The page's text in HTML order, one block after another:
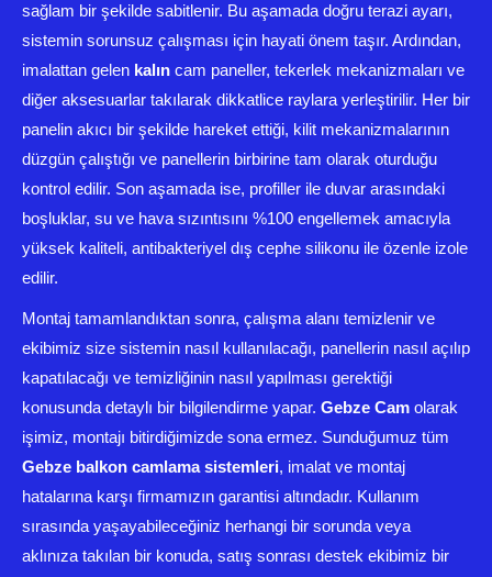
sağlam bir şekilde sabitlenir. Bu aşamada doğru terazi ayarı,
sistemin sorunsuz çalışması için hayati önem taşır. Ardından,
imalattan gelen kalın cam paneller, tekerlek mekanizmaları ve
diğer aksesuarlar takılarak dikkatlice raylara yerleştirilir. Her bir
panelin akıcı bir şekilde hareket ettiği, kilit mekanizmalarının
düzgün çalıştığı ve panellerin birbirine tam olarak oturduğu
kontrol edilir. Son aşamada ise, profiller ile duvar arasındaki
boşluklar, su ve hava sızıntısını %100 engellemek amacıyla
yüksek kaliteli, antibakteriyel dış cephe silikonu ile özenle izole
edilir.
Montaj tamamlandıktan sonra, çalışma alanı temizlenir ve
ekibimiz size sistemin nasıl kullanılacağı, panellerin nasıl açılıp
kapatılacağı ve temizliğinin nasıl yapılması gerektiği
konusunda detaylı bir bilgilendirme yapar. Gebze Cam olarak
işimiz, montajı bitirdiğimizde sona ermez. Sunduğumuz tüm
Gebze balkon camlama sistemleri, imalat ve montaj
hatalarına karşı firmamızın garantisi altındadır. Kullanım
sırasında yaşayabileceğiniz herhangi bir sorunda veya
aklınıza takılan bir konuda, satış sonrası destek ekibimiz bir